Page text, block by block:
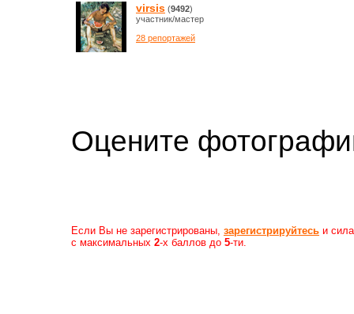
virsis (9492)
участник/мастер
28 репортажей
Оцените
Если Вы не зарегистрированы, зарегистрируйтесь и
с максимальных 2-х баллов до 5-ти.